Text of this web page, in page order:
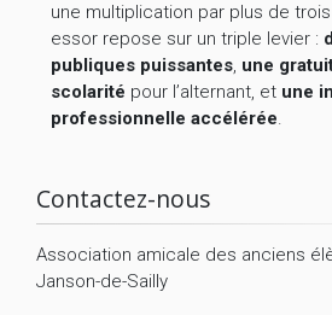
une multiplication par plus de
essor repose sur un triple levier :
publiques puissantes, une
scolarité pour l’alternant, et une
professionnelle accélérée.
Contactez-nous
Association amicale des anciens
Janson-de-Sailly